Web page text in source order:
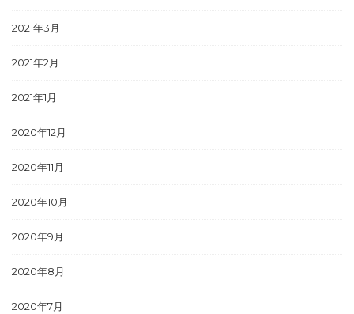
2021年3月
2021年2月
2021年1月
2020年12月
2020年11月
2020年10月
2020年9月
2020年8月
2020年7月